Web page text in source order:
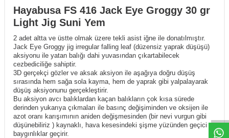
Hayabusa FS 416 Jack Eye Groggy 30 gr
Light Jig Suni Yem
2 adet altta ve üstte olmak üzere tekli asist iğne ile donatılmıştır.
Jack Eye Groggy jig irregular falling leaf (düzensiz yaprak düşüşü)
aksiyonu ile yatan balığı dahi yuvasından çıkartabilecek
cezbediciliğe sahiptir.
3D gerçekçi gözler ve aksak aksiyon ile aşağıya doğru düşüş
sırasında hem sağa sola kayma, hem de yaprak gibi yalpalayarak
düşüş aksiyonunu gerçekleştirir.
Bu aksiyon avcı balıklardan kaçan balıkların çok kısa sürede
derinden yukarıya çıkmaları ile basınç değişiminden ve oksijen ile
azot oranı karışımının aniden değişmesinden (bir nevi vurgun gibi
düşünebiliriz ) kaynaklı, hava kesesindeki şişme yüzünden geçici
baygınlıklar geçirir.